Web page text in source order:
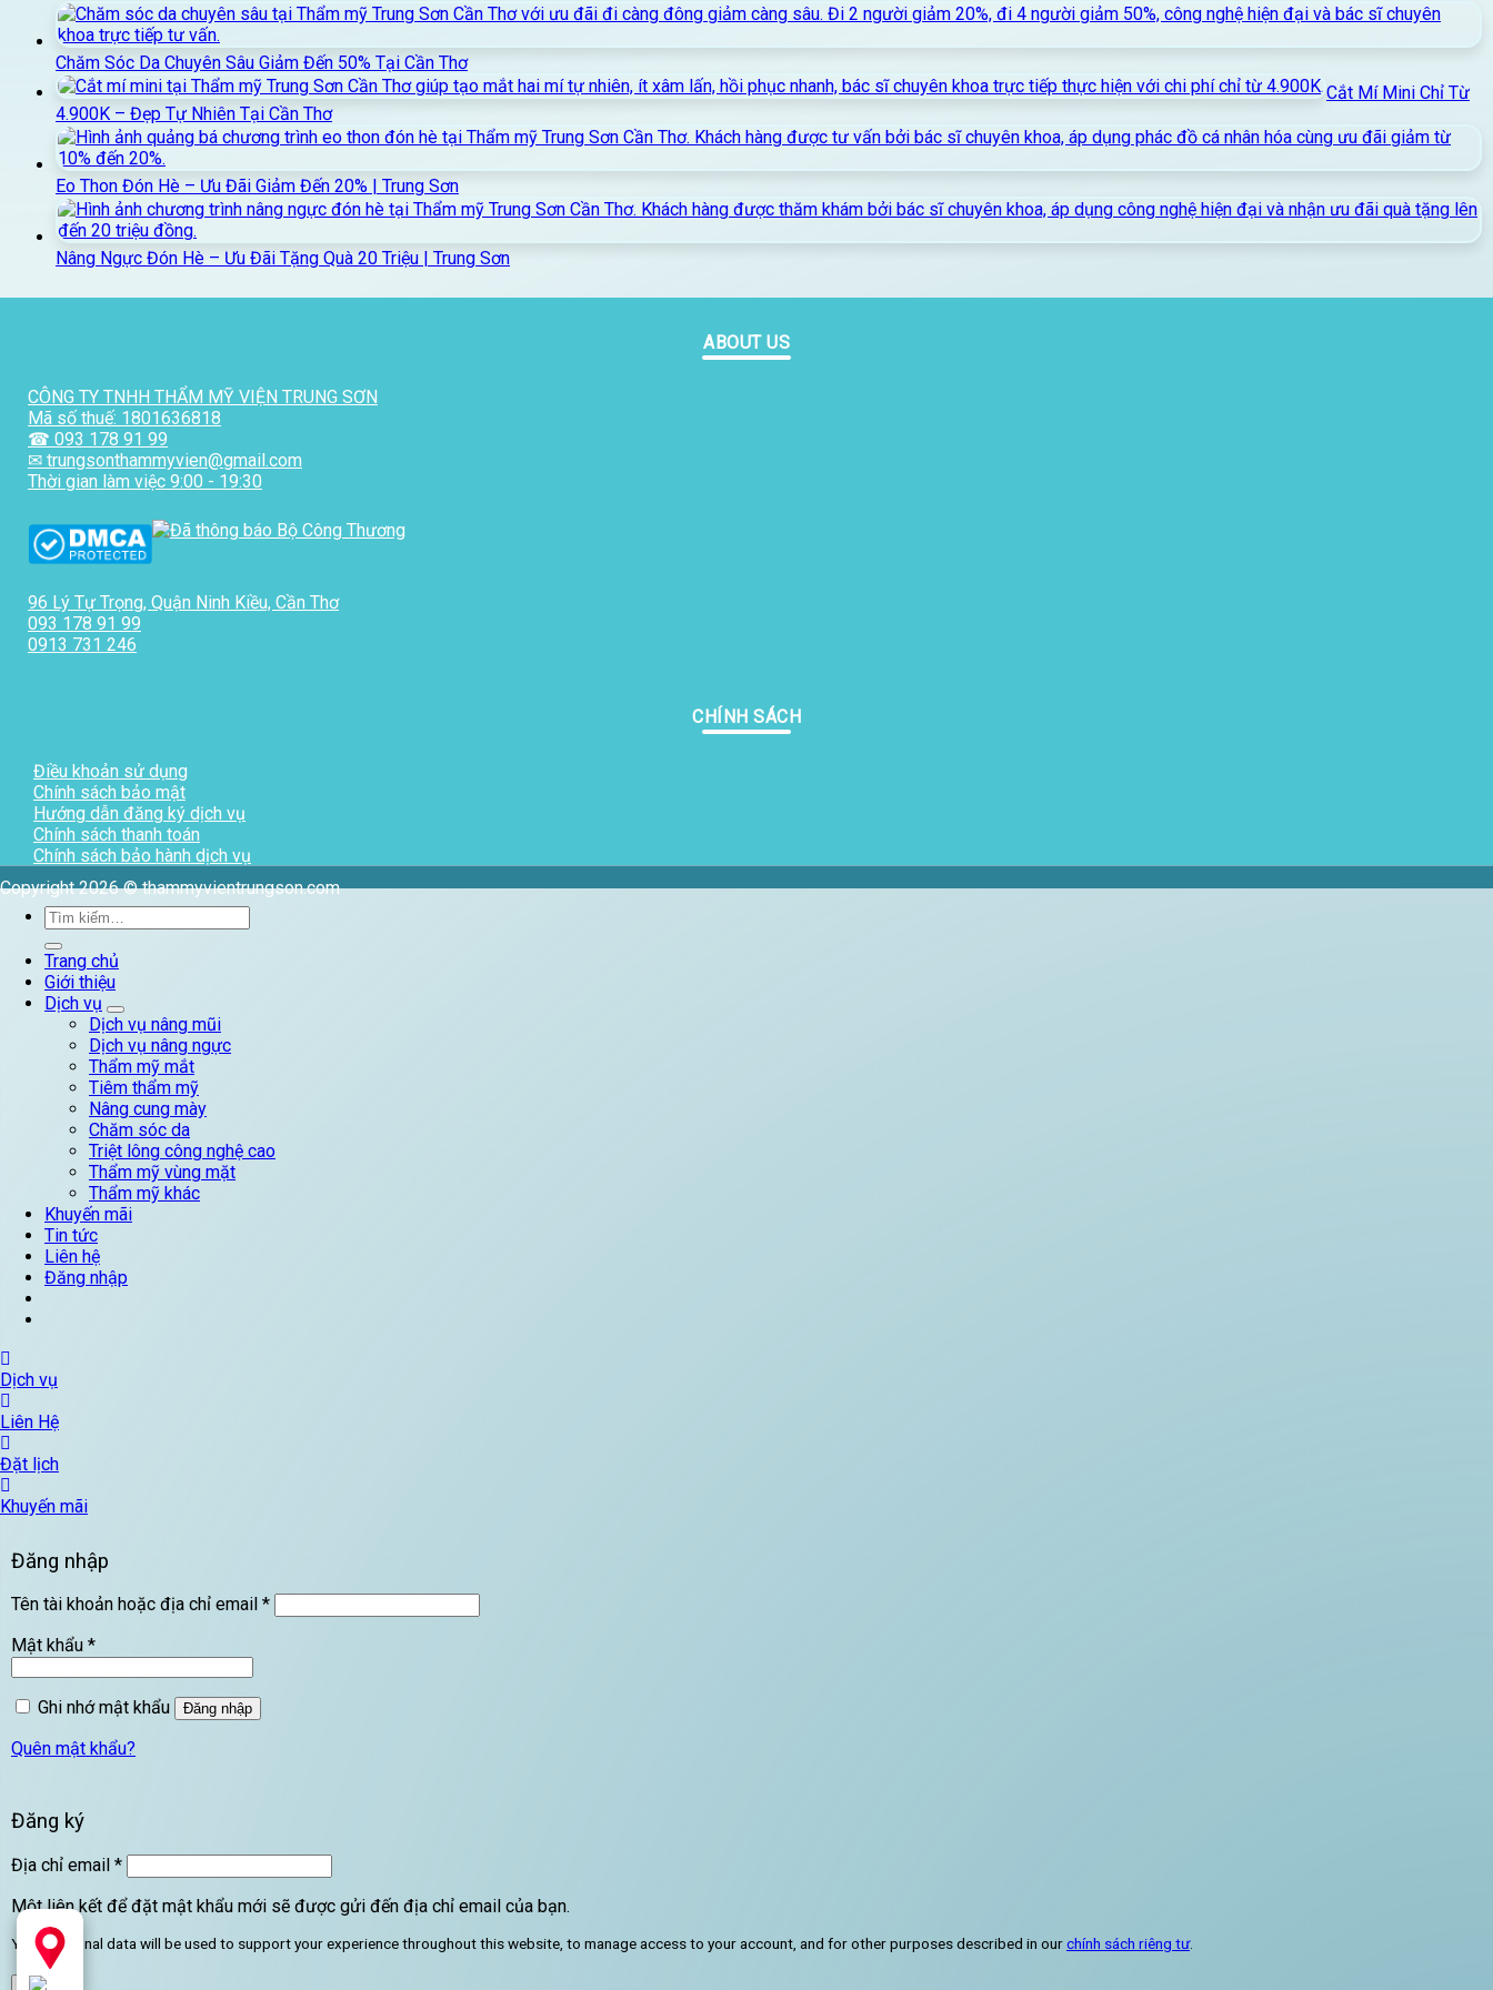
Chăm Sóc Da Chuyên Sâu Giảm Đến 50% Tại Cần Thơ
Cắt Mí Mini Chỉ Từ
4.900K – Đẹp Tự Nhiên Tại Cần Thơ
Eo Thon Đón Hè – Ưu Đãi Giảm Đến 20% | Trung Sơn
Nâng Ngực Đón Hè – Ưu Đãi Tặng Quà 20 Triệu | Trung Sơn
ABOUT US
CÔNG TY TNHH THẨM MỸ VIỆN TRUNG SƠN
Mã số thuế: 1801636818
☎ 093 178 91 99
✉ trungsonthammyvien@gmail.com
Thời gian làm việc 9:00 - 19:30
96 Lý Tự Trọng, Quận Ninh Kiều, Cần Thơ
093 178 91 99
0913 731 246
CHÍNH SÁCH
Điều khoản sử dụng
Chính sách bảo mật
Hướng dẫn đăng ký dịch vụ
Chính sách thanh toán
Chính sách bảo hành dịch vụ
Copyright 2026 © thammyvientrungson.com
Tìm
kiếm:
Trang chủ
Giới thiệu
Dịch vụ
Dịch vụ nâng mũi
Dịch vụ nâng ngực
Thẩm mỹ mắt
Tiêm thẩm mỹ
Nâng cung mày
Chăm sóc da
Triệt lông công nghệ cao
Thẩm mỹ vùng mặt
Thẩm mỹ khác
Khuyến mãi
Tin tức
Liên hệ
Đăng nhập
Dịch vụ
Liên Hệ
Đặt lịch
Khuyến mãi
Đăng nhập
Tên tài khoản hoặc địa chỉ email *Bắt
Mật khẩu *Bắt
Ghi nhớ mật khẩu
Đăng nhập
Quên mật khẩu?
Đăng ký
Địa chỉ email *Bắt
buộc
Một liên kết để đặt mật khẩu mới sẽ được gửi đến địa chỉ email của bạn.
Your personal data will be used to support your experience throughout this website, to manage access to your account, and for other purposes described in ourchính sách riêng tư.
Đăng ký